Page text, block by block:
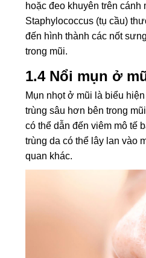
hoặc đeo khuyên trên cánh
Staphylococcus (tụ cầu)
đến hình thành các nốt
trong mũi.
1.4 Nổi mụn ở
Mụn nhọt ở mũi là biểu
trùng sâu hơn bên trong
có thể dẫn đến viêm mô tế
trùng da có thể lây lan vào
quan khác.